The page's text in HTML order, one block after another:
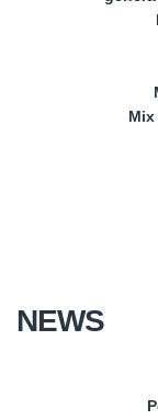
NEWS
Mix